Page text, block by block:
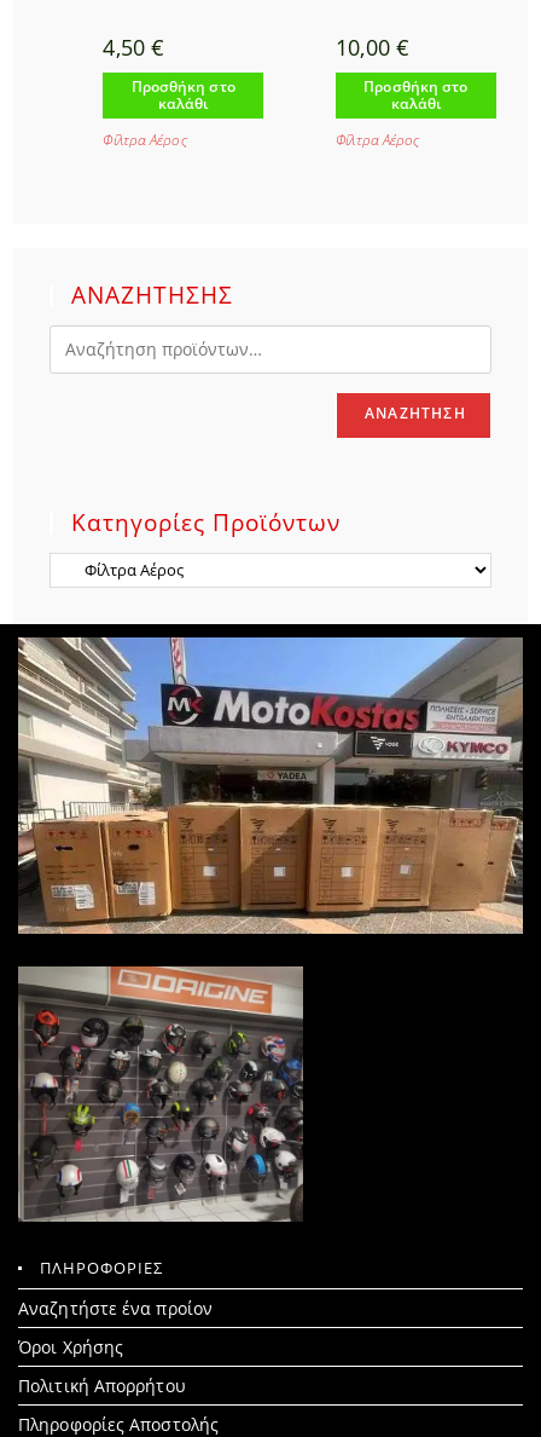
4,50 €
Προσθήκη στο
καλάθι
Φίλτρα Αέρος
10,00 €
Προσθήκη στο
καλάθι
Φίλτρα Αέρος
ΑΝΑΖΗΤΗΣΗΣ
ΑΝΑΖΉΤΗΣΗ
Κατηγορίες Προϊόντων
ΠΛΗΡΟΦΟΡΙΕΣ
Αναζητήστε ένα προίον
Search
for:
Όροι Χρήσης
Πολιτική Απορρήτου
Πληροφορίες Αποστολής